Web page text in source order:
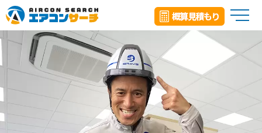
メ